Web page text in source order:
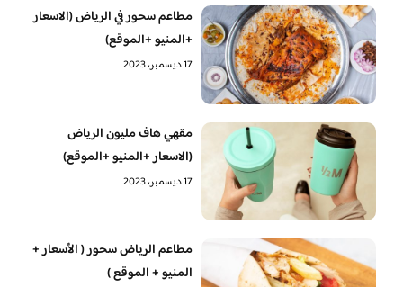
مطاعم سحور في الرياض (الاسعار
+المنيو +الموقع)
17 ديسمبر، 2023
مقهي هاف مليون الرياض
(الاسعار +المنيو +الموقع)
17 ديسمبر، 2023
مطاعم الرياض سحور ( الأسعار +
المنيو + الموقع )